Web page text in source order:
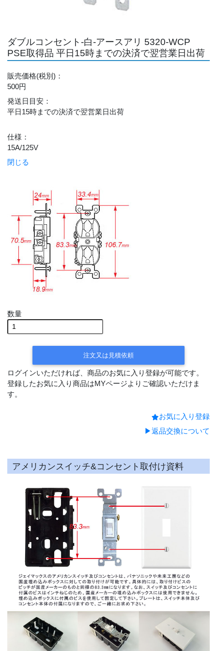
ダブルコンセント-白-アースアリ 5320-WCP
PSE取得品 平日15時までの決済で翌営業日出荷
販売価格(税別) ：
500円
発送日目安 ：
平日15時までの決済で翌営業日出荷
仕様 ：
15A/125V
閉じる
数量
注文又は見積依頼
ログインいただければ、商品のお気に入り登録が可能です。
登録したお気に入り商品はMYページよりご確認いただけま
す。
お気に入り登録
▶返品交換について
アメリカンスイッチ&コンセント取付け資料